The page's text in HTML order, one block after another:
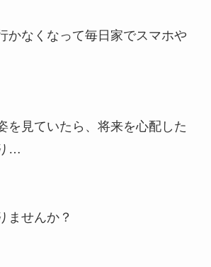
かなくなって毎日家でスマホや
を見ていたら、将来を心配した
…
ませんか？